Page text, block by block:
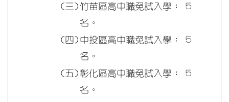
(三) 竹苗區高中職免試入學： 5
名。
(四) 中投區高中職免試入學： 5
名。
(五)彰化區高中職免試入學： 5
名。